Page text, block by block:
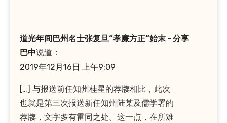
道光年间巴州名士张复旦“孝廉方正”始末 - 分享
巴中说道：
2019年12月16日 上午9:09
[…] 与报送前任知州桂星的荐牍相比，此次
也就是第三次报送新任知州陆某及儒学署的
荐牍，文字多有雷同之处。这一点，在所难